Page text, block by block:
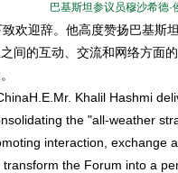
巴基斯坦参议员穆沙希德·
欢迎辞。他高度赞扬巴基斯
间的互动、交流和网络方面
Khalil Hashmi
the "all-weather
interaction, exchange
the Forum into a